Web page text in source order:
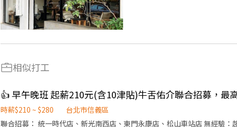
相似打工
時薪$210 ~ $280
台北市信義區
聯合招募： 統一時代店、新光南西店、東門永康店、松山車站店 無經驗